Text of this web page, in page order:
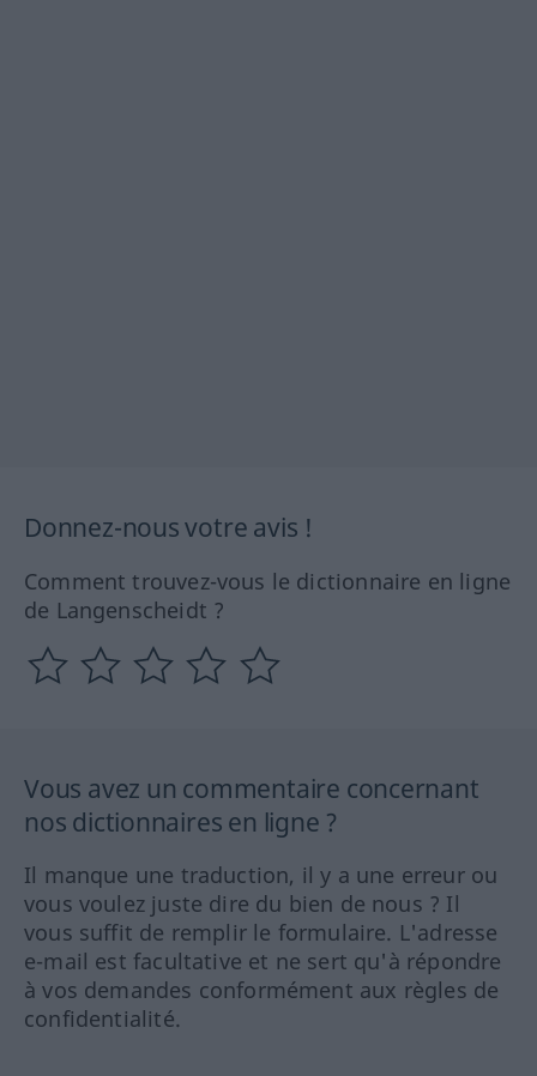
Donnez-nous votre avis !
Comment trouvez-vous le dictionnaire en ligne
de Langenscheidt ?
Vous avez un commentaire concernant
nos dictionnaires en ligne ?
Il manque une traduction, il y a une erreur ou
vous voulez juste dire du bien de nous ? Il
vous suffit de remplir le formulaire. L'adresse
e-mail est facultative et ne sert qu'à répondre
à vos demandes conformément aux règles de
confidentialité.